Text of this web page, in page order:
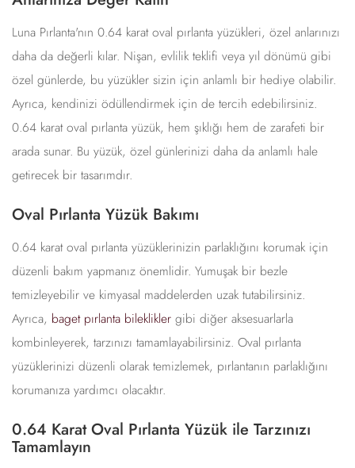
Luna Pırlanta'nın 0.64 karat oval pırlanta yüzükleri, özel anlarınızı
daha da değerli kılar. Nişan, evlilik teklifi veya yıl dönümü gibi
özel günlerde, bu yüzükler sizin için anlamlı bir hediye olabilir.
Ayrıca, kendinizi ödüllendirmek için de tercih edebilirsiniz.
0.64 karat oval pırlanta yüzük, hem şıklığı hem de zarafeti bir
arada sunar. Bu yüzük, özel günlerinizi daha da anlamlı hale
getirecek bir tasarımdır.
Oval Pırlanta Yüzük Bakımı
0.64 karat oval pırlanta yüzüklerinizin parlaklığını korumak için
düzenli bakım yapmanız önemlidir. Yumuşak bir bezle
temizleyebilir ve kimyasal maddelerden uzak tutabilirsiniz.
Ayrıca, baget pırlanta bileklikler gibi diğer aksesuarlarla
kombinleyerek, tarzınızı tamamlayabilirsiniz. Oval pırlanta
yüzüklerinizi düzenli olarak temizlemek, pırlantanın parlaklığını
korumanıza yardımcı olacaktır.
0.64 Karat Oval Pırlanta Yüzük ile Tarzınızı
Tamamlayın